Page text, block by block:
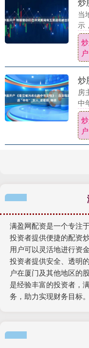
当
示
机
声
为户
房
中
猛
惯
貌户
满盈网配资是一个专注
投资者提供便捷的配资
用户可以灵活地进行资
投资者提供安全、透明
户在厦门及其他地区的
是经验丰富的投资者，
务，助力实现财务目标。